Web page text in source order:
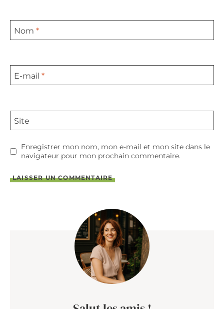
Nom *
E-mail *
Site
Enregistrer mon nom, mon e-mail et mon site dans le
navigateur pour mon prochain commentaire.